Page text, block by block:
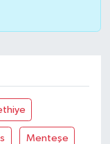
Menteşe